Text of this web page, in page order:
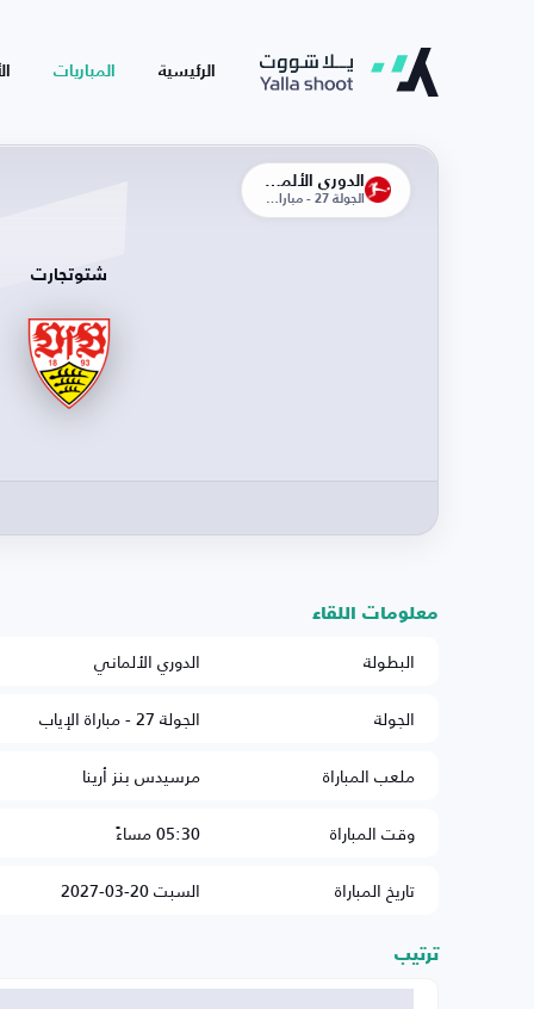
الرئيسية المباريات
الجولة 27 - مباراة الإياب
شتوتجارت
معلومات اللقاء
البطولة
الدوري الألماني
الجولة
الجولة 27 - مباراة الإياب
ملعب المباراة
مرسيدس بنز أرينا
وقت المباراة
05:30 مساءً
تاريخ المباراة
السبت 20-03-2027
ترتيب